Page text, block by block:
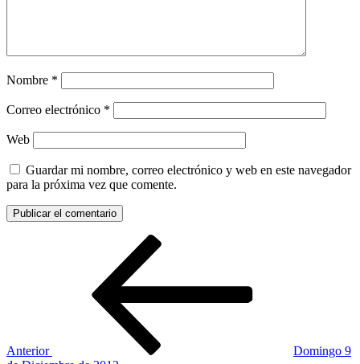
Nombre *
Correo electrónico *
Web
Guardar mi nombre, correo electrónico y web en este navegador
para la próxima vez que comente.
Anterior
Domingo 9